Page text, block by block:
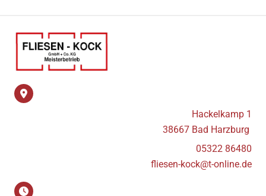
Hackelkamp 1
38667 Bad Harzburg
05322 86480
fliesen-kock@t-online.de